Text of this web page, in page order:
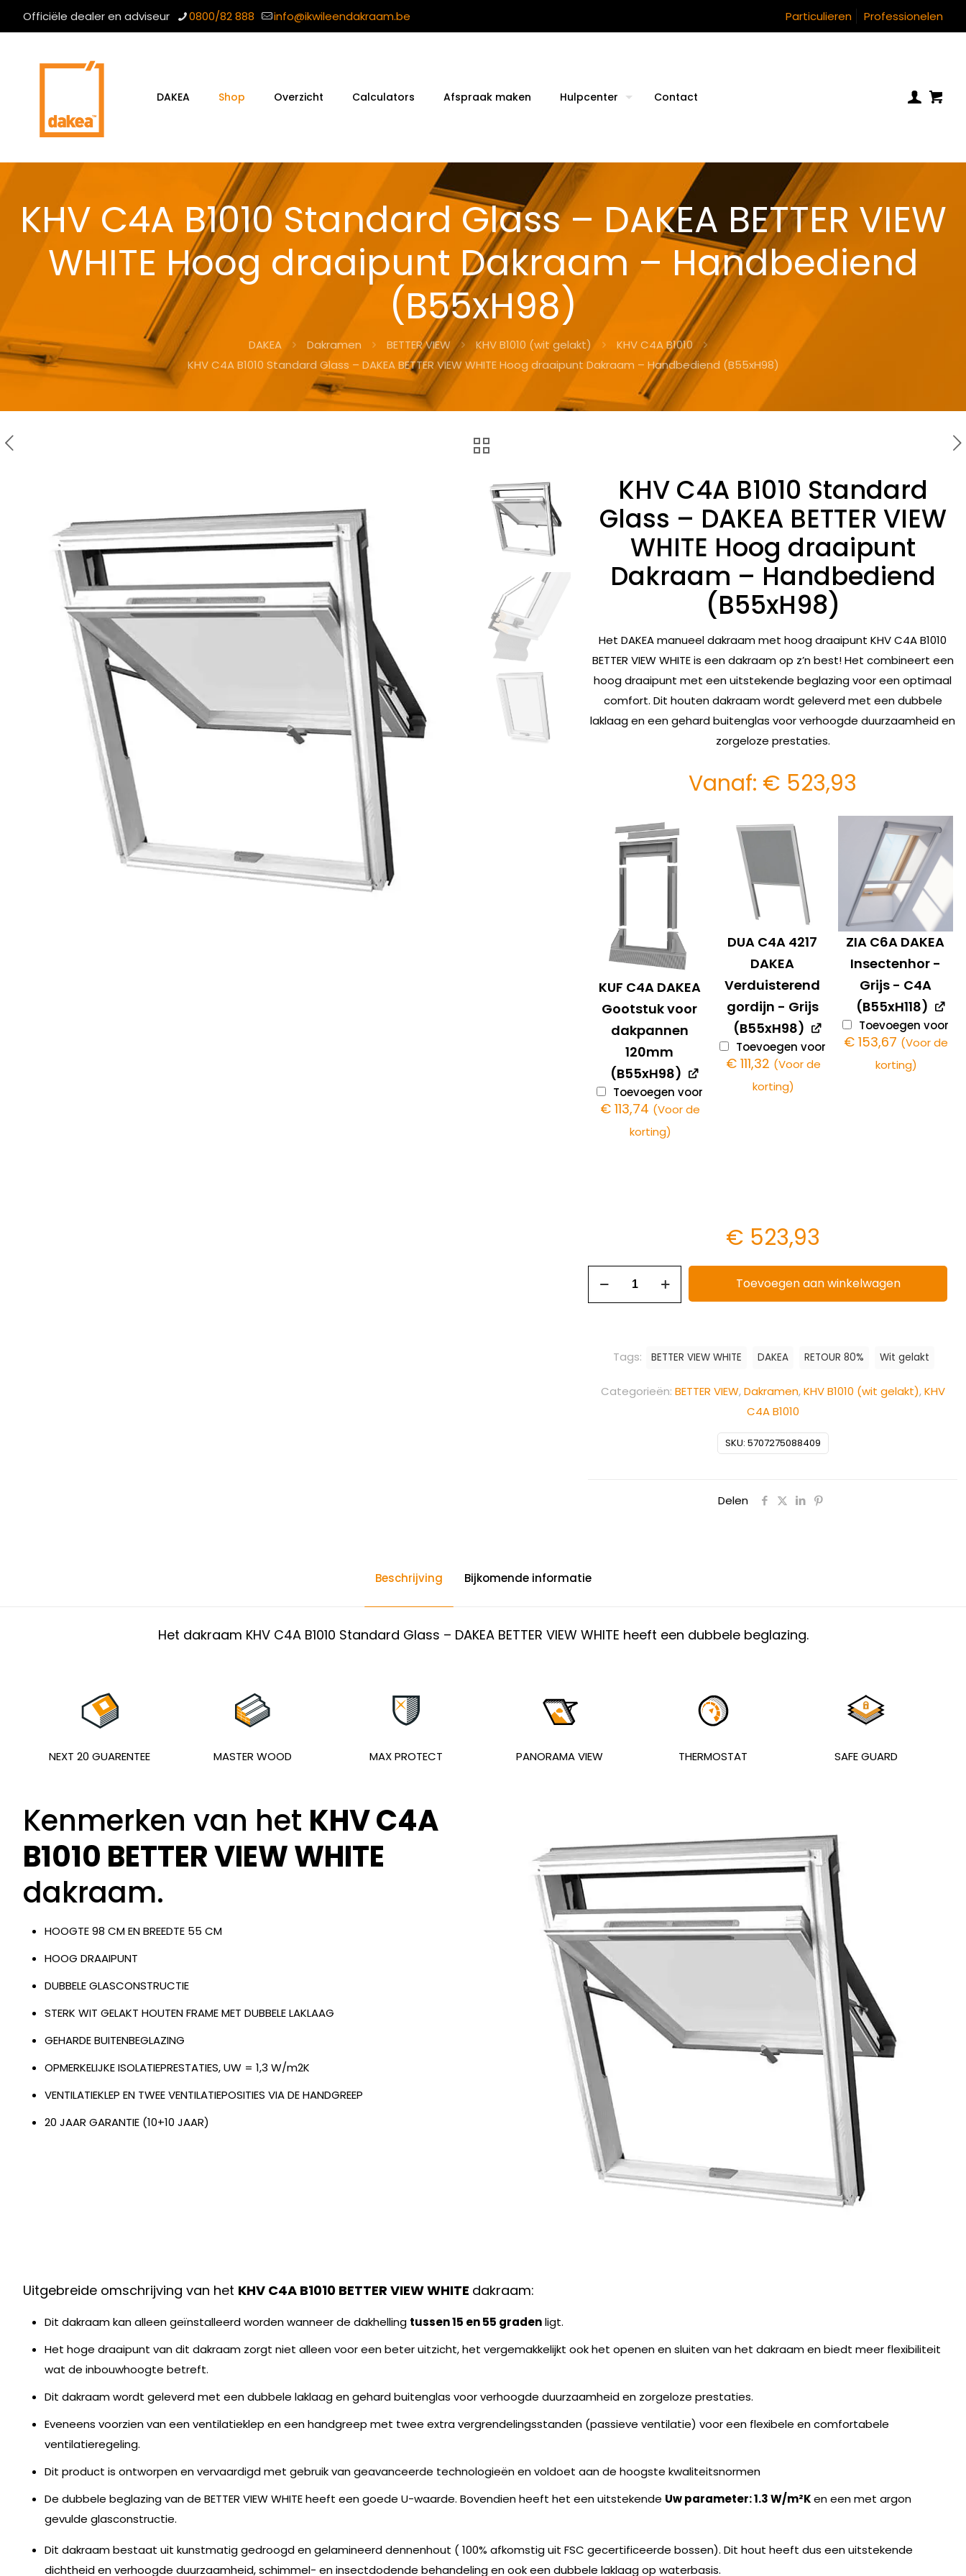
Officiële dealer en adviseur 0800/82 888 info@ikwileendakraam.be Particulieren Professionelen
DAKEA Shop Overzicht Calculators Afspraak maken Hulpcenter Contact
KHV C4A B1010 Standard Glass – DAKEA BETTER VIEW
WHITE Hoog draaipunt Dakraam – Handbediend
(B55xH98)
DAKEA Dakramen BETTER VIEW KHV B1010 (wit gelakt)
KHV C4A B1010
KHV C4A B1010 Standard Glass – DAKEA BETTER VIEW WHITE Hoog draaipunt Dakraam – Handbediend (B55xH98)
KHV C4A B1010 Standard
Glass – DAKEA BETTER VIEW
WHITE Hoog draaipunt
Dakraam – Handbediend
(B55xH98)
Het DAKEA manueel dakraam met hoog draaipunt KHV C4A B1010
BETTER VIEW WHITE is een dakraam op z’n best! Het combineert een
hoog draaipunt met een uitstekende beglazing voor een optimaal
comfort. Dit houten dakraam wordt geleverd met een dubbele
laklaag en een gehard buitenglas voor verhoogde duurzaamheid en
zorgeloze prestaties.
Vanaf: € 523,93
KUF C4A DAKEA
Gootstuk voor
dakpannen
120mm
(B55xH98)
Toevoegen voor
€ 113,74 (Voor de
korting)
DUA C4A 4217
DAKEA
Verduisterend
gordijn - Grijs
(B55xH98)
Toevoegen voor
€111,32 (Voor de
korting)
ZIA C6A DAKEA
Insectenhor -
Grijs - C4A
(B55xH118)
Toevoegen voor
€ 153,67 (Voor de
korting)
€ 523,93
Toevoegen aan winkelwagen
SKU: 5707275088409
Categorieën: BETTER VIEW,Dakramen,KHV B1010 (wit gelakt),KHV
C4A B1010
Tags: BETTER VIEW WHITE DAKEA RETOUR 80% Wit gelakt
Delen
Beschrijving Bijkomende informatie
Het dakraam KHV C4A B1010 Standard Glass – DAKEA BETTER VIEW WHITE heeft een dubbele beglazing.
NEXT 20 GUARENTEE MASTER WOOD MAX PROTECT PANORAMA VIEW THERMOSTAT SAFE GUARD
Kenmerken van het KHV C4A
B1010 BETTER VIEW WHITE
dakraam.
HOOGTE 98 CM EN BREEDTE 55 CM
HOOG DRAAIPUNT
DUBBELE GLASCONSTRUCTIE
STERK WIT GELAKT HOUTEN FRAME MET DUBBELE LAKLAAG
GEHARDE BUITENBEGLAZING
OPMERKELIJKE ISOLATIEPRESTATIES, UW = 1,3 W/m2K
VENTILATIEKLEP EN TWEE VENTILATIEPOSITIES VIA DE HANDGREEP
20 JAAR GARANTIE (10+10 JAAR)
Uitgebreide omschrijving van het KHV C4A B1010 BETTER VIEW WHITE dakraam:
Dit dakraam kan alleen geïnstalleerd worden wanneer de dakhelling tussen 15 en 55 gradenligt.
Het hoge draaipunt van dit dakraam zorgt niet alleen voor een beter uitzicht, het vergemakkelijkt ook het openen en sluiten van het dakraam en biedt meer flexibiliteit
wat de inbouwhoogte betreft.
Dit dakraam wordt geleverd met een dubbele laklaag en gehard buitenglas voor verhoogde duurzaamheid en zorgeloze prestaties.
Eveneens voorzien van een ventilatieklep en een handgreep met twee extra vergrendelingsstanden (passieve ventilatie) voor een flexibele en comfortabele
ventilatieregeling.
Dit product is ontworpen en vervaardigd met gebruik van geavanceerde technologieën en voldoet aan de hoogste kwaliteitsnormen
De dubbele beglazing van de BETTER VIEW WHITE heeft een goede U-waarde. Bovendien heeft het een uitstekende Uw parameter: 1.3 W/m²Ken een met argon
gevulde glasconstructie.
Dit dakraam bestaat uit kunstmatig gedroogd en gelamineerd dennenhout ( 100% afkomstig uit FSC gecertificeerde bossen). Dit hout heeft dus een uitstekende
dichtheid en verhoogde duurzaamheid, schimmel- en insectdodende behandeling en ook een dubbele laklaag op waterbasis.